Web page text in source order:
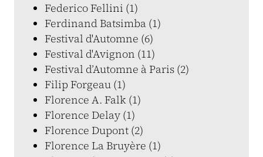
Federico Fellini (1)
Ferdinand Batsimba (1)
Festival d'Automne (6)
Festival d'Avignon (11)
Festival d’Automne à Paris (2)
Filip Forgeau (1)
Florence A. Falk (1)
Florence Delay (1)
Florence Dupont (2)
Florence La Bruyère (1)